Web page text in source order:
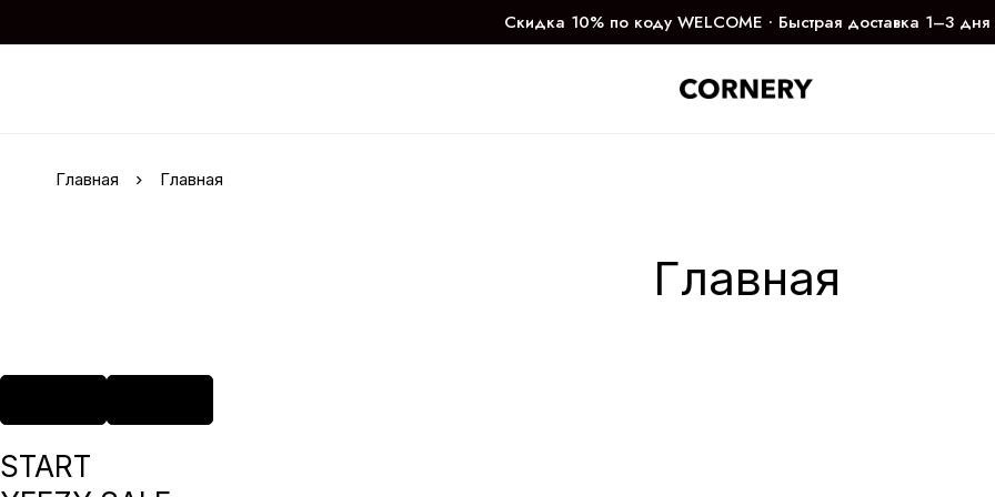
Скидка 10% по коду WELCOME ∙ Быстрая доставка 1–3 дня
Главная Главная
Главная
START